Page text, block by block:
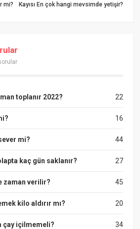
mi? Kayısı En çok hangi mevsimde yetişir?
22
toplanır 2022?
16
44
mi?
27
kaç gün saklanır?
45
zaman verilir?
20
kilo aldırır mı?
34
çay içilmemeli?